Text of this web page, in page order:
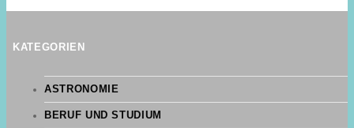
KATEGORIEN
ASTRONOMIE
BERUF UND STUDIUM